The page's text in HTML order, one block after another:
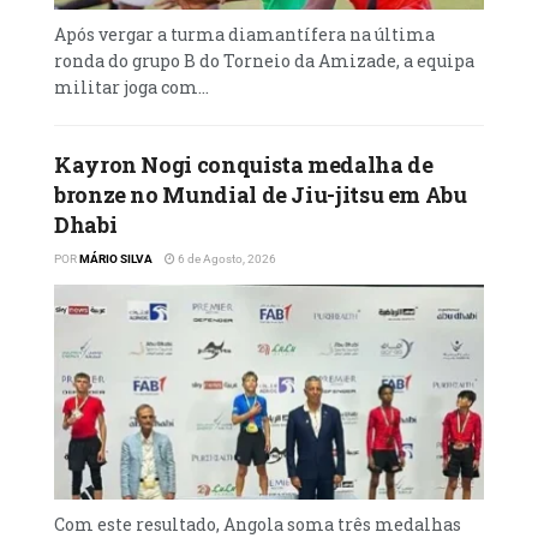
Após vergar a turma diamantífera na última
ronda do grupo B do Torneio da Amizade, a equipa
militar joga com...
Kayron Nogi conquista medalha de
bronze no Mundial de Jiu-jitsu em Abu
Dhabi
PORMÁRIO SILVA 6 de Agosto, 2026
Com este resultado, Angola soma três medalhas